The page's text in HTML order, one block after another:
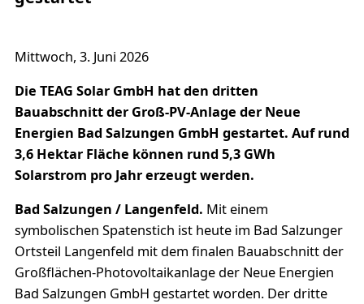
Mittwoch, 3. Juni 2026
Die TEAG Solar GmbH hat den dritten
Bauabschnitt der Groß-PV-Anlage der Neue
Energien Bad Salzungen GmbH gestartet. Auf rund
3,6 Hektar Fläche können rund 5,3 GWh
Solarstrom pro Jahr erzeugt werden.
Bad Salzungen / Langenfeld. Mit einem
symbolischen Spatenstich ist heute im Bad Salzunger
Ortsteil Langenfeld mit dem finalen Bauabschnitt der
Großflächen-Photovoltaikanlage der Neue Energien
Bad Salzungen GmbH gestartet worden. Der dritte